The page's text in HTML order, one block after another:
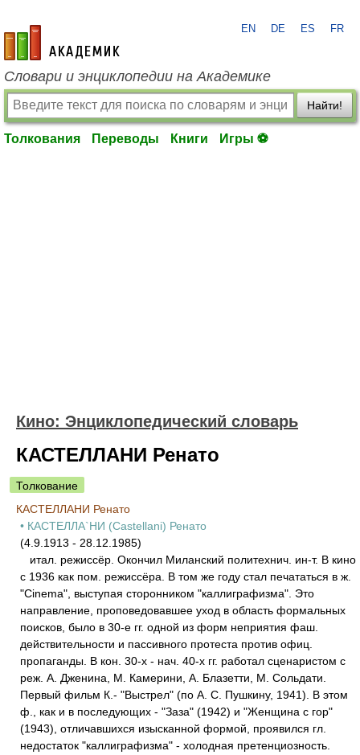
academic.ru
EN DE ES FR
Словари и энциклопедии на Академике
Найти!
Толкования Переводы Книги Игры ⚽
Кино: Энциклопедический словарь
КАСТЕЛЛАНИ Ренато
Толкование
КАСТЕЛЛАНИ Ренато
• КАСТЕЛЛА`НИ (Castellani) Ренато
(4.9.1913 - 28.12.1985)
итал. режиссёр. Окончил Миланский политехнич. ин-т. В кино
с 1936 как пом. режиссёра. В том же году стал печататься в ж.
"Cinema", выступая сторонником "каллиграфизма". Это
направление, проповедовавшее уход в область формальных
поисков, было в 30-е гг. одной из форм неприятия фаш.
действительности и пассивного протеста против офиц.
пропаганды. В кон. 30-х - нач. 40-х гг. работал сценаристом с
реж. А. Дженина, М. Камерини, А. Блазетти, М. Сольдати.
Первый фильм К.- "Выстрел" (по А. С. Пушкину, 1941). В этом
ф., как и в последующих - "Заза" (1942) и "Женщина с гор"
(1943), отличавшихся изысканной формой, проявился гл.
недостаток "каллиграфизма" - холодная претенциозность.